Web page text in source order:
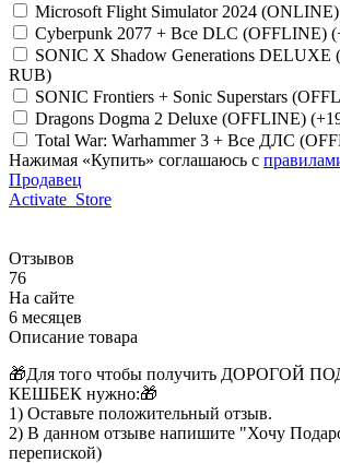
Microsoft Flight Simulator 2024 (ONLINE)
Cyberpunk 2077 + Все DLC (OFFLINE)
SONIC X Shadow Generations DELUXE
RUB)
SONIC Frontiers + Sonic Superstars
Dragons Dogma 2 Deluxe (OFFLINE)
Total War: Warhammer 3 + Все ДЛС
Нажимая «Купить» соглашаюсь с
Продавец
Activate_Store
Отзывов
76
На сайте
6 месяцев
Описание товара
🎁Для того чтобы получить ДОРОГОЙ
КЕШБЕК нужно:🎁
1) Оставьте положительный отзыв.
2) В данном отзыве напишите "Хочу
перепиской)